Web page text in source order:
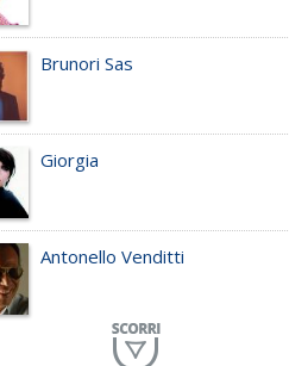
Brunori Sas
Giorgia
Antonello Venditti
Planet Funk